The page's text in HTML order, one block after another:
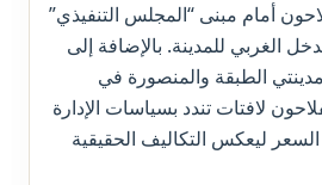
أمام مبنى “المجلس التنفيذي”
الغربي للمدينة. بالإضافة إلى
الطبقة والمنصورة في
لافتات تندد بسياسات الإدارة
السعر ليعكس التكاليف الحقيقية